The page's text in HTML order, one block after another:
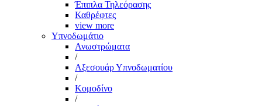
Έπιπλα Τηλεόρασης
Καθρέφτες
view more
Υπνοδωμάτιο
Ανωστρώματα
/
Αξεσουάρ Υπνοδωματίου
/
Κομοδίνο
/